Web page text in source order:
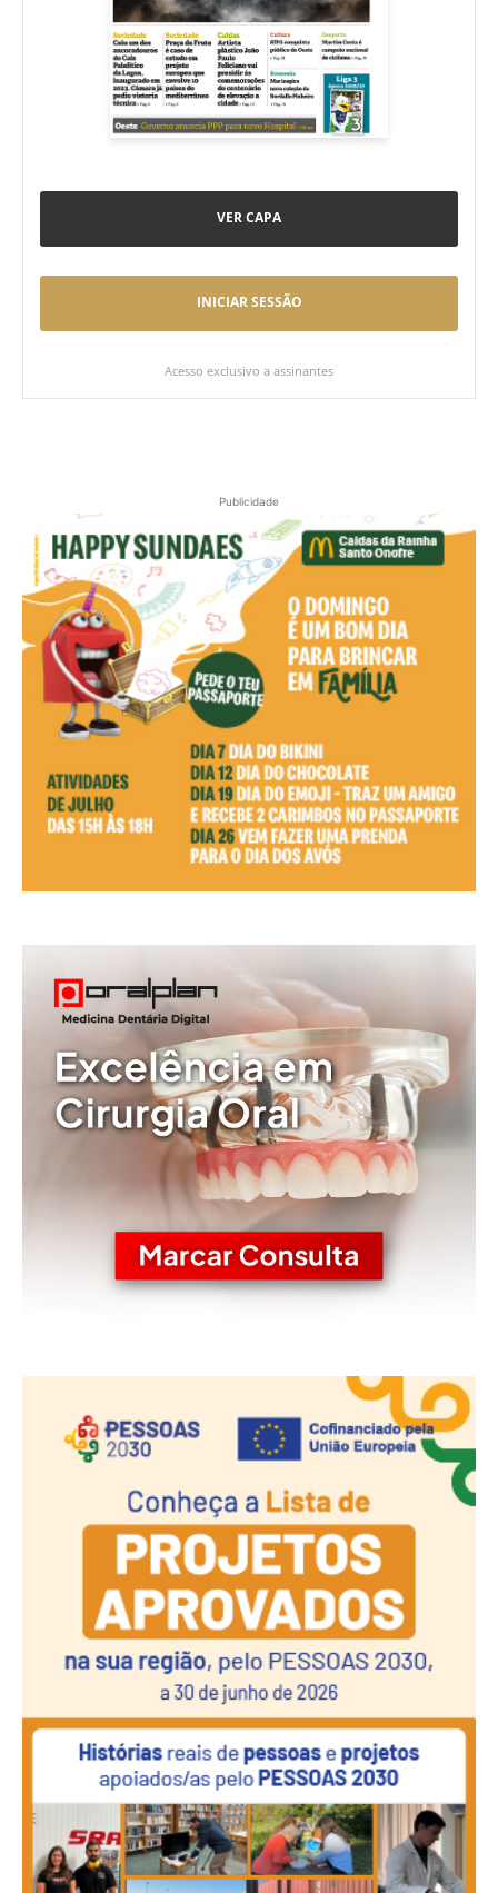
VER CAPA
INICIAR SESSÃO
Acesso exclusivo a assinantes
Publicidade